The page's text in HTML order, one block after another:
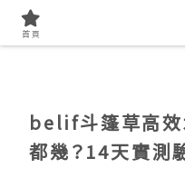
belif斗篷草高效
都幾？14天實測
首頁